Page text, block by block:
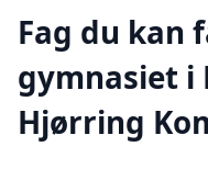
Fag du kan
gymnasiet i
Hjørring